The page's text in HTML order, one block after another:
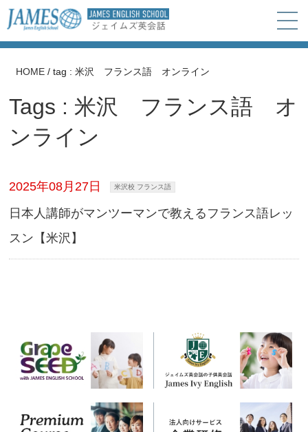
HOME /tag : 米沢 フランス語 オンライン
Tags : 米沢 フランス語 オ
ンライン
2025年08月27日 米沢校 フランス語
日本人講師がマンツーマンで教えるフランス語レッ
スン【米沢】